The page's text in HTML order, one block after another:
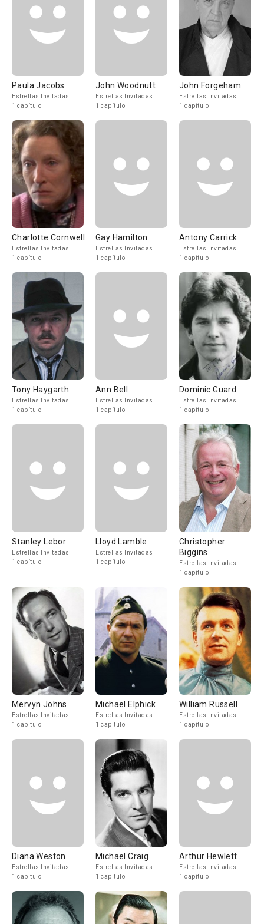
Paula Jacobs
Estrellas Invitadas
1 capítulo
John Woodnutt
Estrellas Invitadas
1 capítulo
John Forgeham
Estrellas Invitadas
1 capítulo
Charlotte Cornwell
Estrellas Invitadas
1 capítulo
Gay Hamilton
Estrellas Invitadas
1 capítulo
Antony Carrick
Estrellas Invitadas
1 capítulo
Tony Haygarth
Estrellas Invitadas
1 capítulo
Ann Bell
Estrellas Invitadas
1 capítulo
Dominic Guard
Estrellas Invitadas
1 capítulo
Stanley Lebor
Estrellas Invitadas
1 capítulo
Lloyd Lamble
Estrellas Invitadas
1 capítulo
Christopher
Biggins
Estrellas Invitadas
1 capítulo
Mervyn Johns
Estrellas Invitadas
1 capítulo
Michael Elphick
Estrellas Invitadas
1 capítulo
William Russell
Estrellas Invitadas
1 capítulo
Diana Weston
Estrellas Invitadas
1 capítulo
Michael Craig
Estrellas Invitadas
1 capítulo
Arthur Hewlett
Estrellas Invitadas
1 capítulo